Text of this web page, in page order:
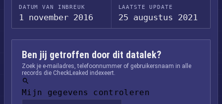
DATUM VAN INBREUK
1 november 2016
LAATSTE UPDATE
25 augustus 2021
Ben jij getroffen door dit datalek?
Zoek je e-mailadres, telefoonnummer of gebruikersnaam in alle
records die CheckLeaked indexeert.
Mijn gegevens controleren